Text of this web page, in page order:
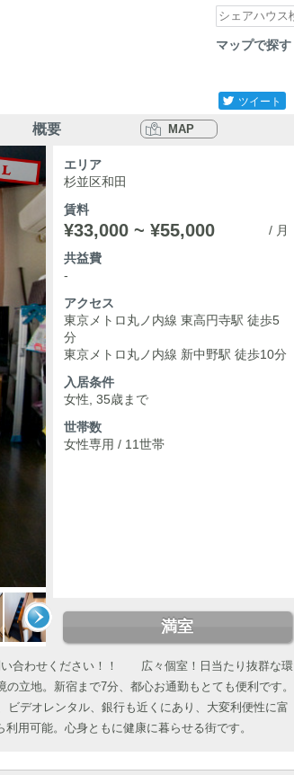
マップで探す
ツイート
概要 MAP
エリア
杉並区和田
賃料
¥33,000 ~ ¥55,000
/ 月
共益費
-
アクセス
東京メトロ丸ノ内線 東高円寺駅 徒歩5
分
東京メトロ丸ノ内線 新中野駅 徒歩10分
入居条件
女性, 35歳まで
世帯数
女性専用 / 11世帯
満室
い合わせください！！ 広々個室！日当たり抜群な環
立地。新宿まで7分、都心お通勤もとても便利です。
デオレンタル、銀行も近くにあり、大変利便性に富
用可能。心身ともに健康に暮らせる街です。